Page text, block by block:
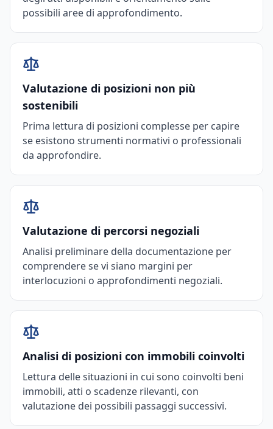
possibili aree di approfondimento.
Valutazione di posizioni non più
sostenibili
Prima lettura di posizioni complesse per capire
se esistono strumenti normativi o professionali
da approfondire.
Valutazione di percorsi negoziali
Analisi preliminare della documentazione per
comprendere se vi siano margini per
interlocuzioni o approfondimenti negoziali.
Analisi di posizioni con immobili coinvolti
Lettura delle situazioni in cui sono coinvolti beni
immobili, atti o scadenze rilevanti, con
valutazione dei possibili passaggi successivi.